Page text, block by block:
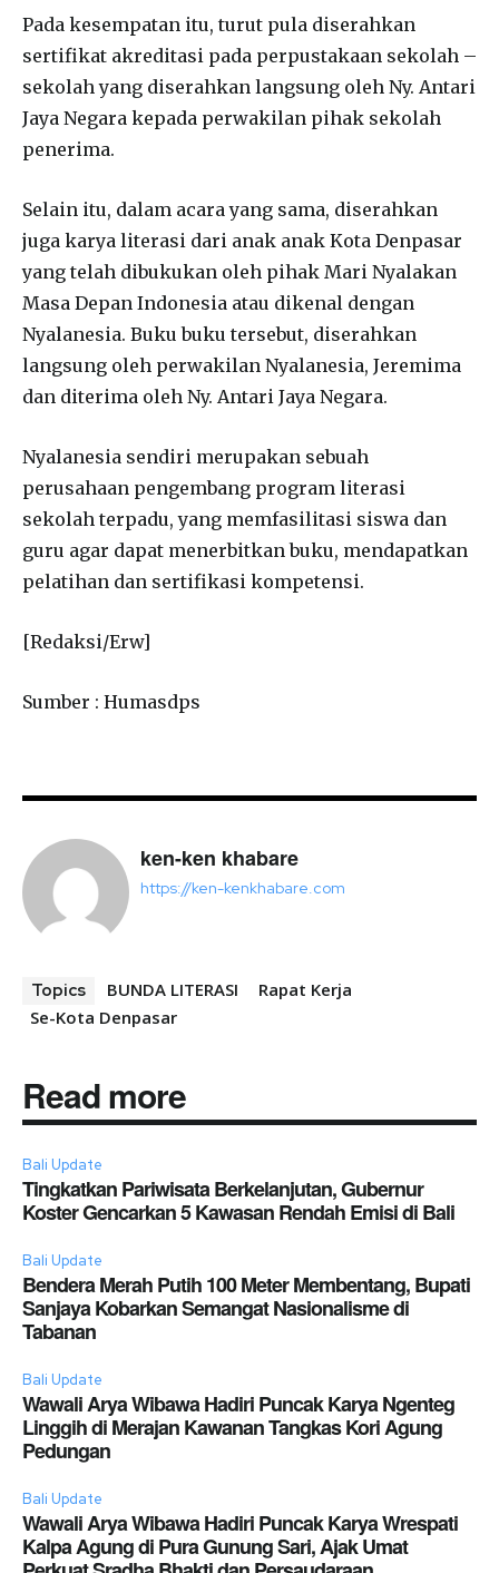
Pada kesempatan itu, turut pula diserahkan
sertifikat akreditasi pada perpustakaan sekolah –
sekolah yang diserahkan langsung oleh Ny. Antari
Jaya Negara kepada perwakilan pihak sekolah
penerima.
Selain itu, dalam acara yang sama, diserahkan
juga karya literasi dari anak anak Kota Denpasar
yang telah dibukukan oleh pihak Mari Nyalakan
Masa Depan Indonesia atau dikenal dengan
Nyalanesia. Buku buku tersebut, diserahkan
langsung oleh perwakilan Nyalanesia, Jeremima
dan diterima oleh Ny. Antari Jaya Negara.
Nyalanesia sendiri merupakan sebuah
perusahaan pengembang program literasi
sekolah terpadu, yang memfasilitasi siswa dan
guru agar dapat menerbitkan buku, mendapatkan
pelatihan dan sertifikasi kompetensi.
[Redaksi/Erw]
Sumber : Humasdps
ken-ken khabare
https://ken-kenkhabare.com
Topics BUNDA LITERASI
Rapat Kerja
Se-Kota Denpasar
Read more
Bali Update
Tingkatkan Pariwisata Berkelanjutan, Gubernur
Koster Gencarkan 5 Kawasan Rendah Emisi di Bali
Bali Update
Bendera Merah Putih 100 Meter Membentang, Bupati
Sanjaya Kobarkan Semangat Nasionalisme di
Tabanan
Bali Update
Wawali Arya Wibawa Hadiri Puncak Karya Ngenteg
Linggih di Merajan Kawanan Tangkas Kori Agung
Pedungan
Bali Update
Wawali Arya Wibawa Hadiri Puncak Karya Wrespati
Kalpa Agung di Pura Gunung Sari, Ajak Umat